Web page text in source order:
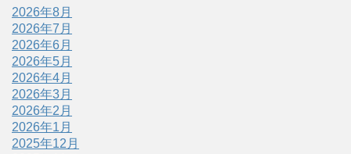
2026年8月
2026年7月
2026年6月
2026年5月
2026年4月
2026年3月
2026年2月
2026年1月
2025年12月